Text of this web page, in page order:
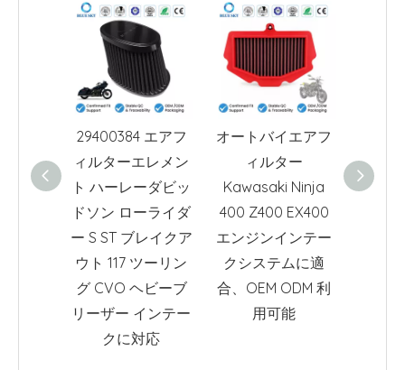
29400384 エアフ
ィルターエレメン
ト ハーレーダビッ
ドソン ローライダ
ー S ST ブレイクア
ウト 117 ツーリン
グ CVO ヘビーブ
リーザー インテー
クに対応
オートバイエアフ
ィルター
Kawasaki Ninja
400 Z400 EX400
エンジンインテー
クシステムに適
合、OEM ODM 利
用可能
バイ
ータ